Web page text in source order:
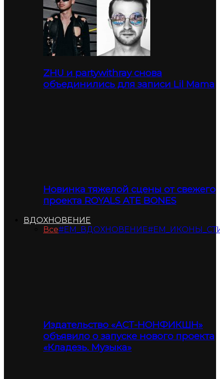
ZHU и partywithray снова
объединились для записи Lil Mama
Новинка тяжелой сцены от свежего
проекта ROYALS ATE BONES
ВДОХНОВЕНИЕ
Все#ЕМ_ВДОХНОВЕНИЕ
Издательство «АСТ-НОНФИКШН»
объявило о запуске нового проекта
«Кладезь. Музыка»